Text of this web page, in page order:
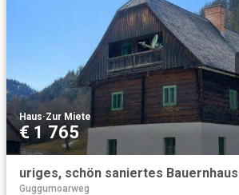
Haus·Zur Miete
€ 1 765
Guggumoarweg